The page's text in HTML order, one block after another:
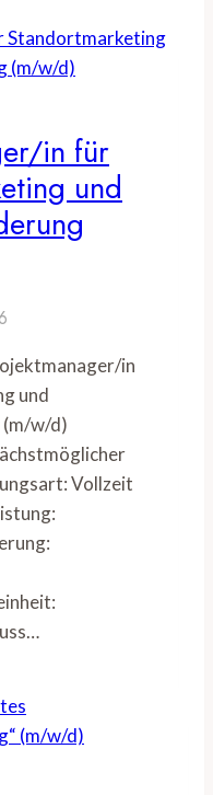
in für
und
in
und
w/d)
Vollzeit